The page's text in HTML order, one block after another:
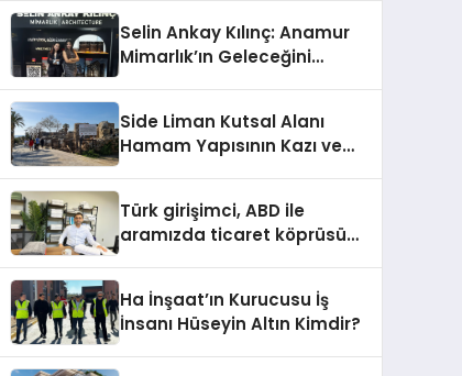
Selin Ankay Kılınç: Anamur
Mimarlık’ın Geleceğini
Side Liman Kutsal Alanı
Hamam Yapısının Kazı ve
Katkılarıyla Tamamlandı
Türk girişimci, ABD ile
aramızda ticaret köprüsü
Ha İnşaat’ın Kurucusu İş
İnsanı Hüseyin Altın Kimdir?